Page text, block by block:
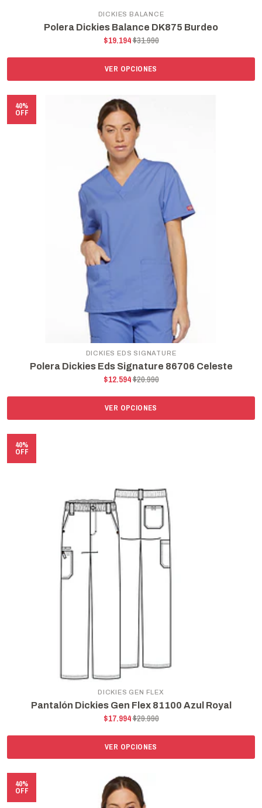
DICKIES BALANCE
Polera Dickies Balance DK875 Burdeo
$19.194$31.990
VER OPCIONES
40%
OFF
DICKIES EDS SIGNATURE
Polera Dickies Eds Signature 86706 Celeste
$12.594$20.990
VER OPCIONES
40%
OFF
DICKIES GEN FLEX
Pantalón Dickies Gen Flex 81100 Azul Royal
$17.994$29.990
VER OPCIONES
40%
OFF